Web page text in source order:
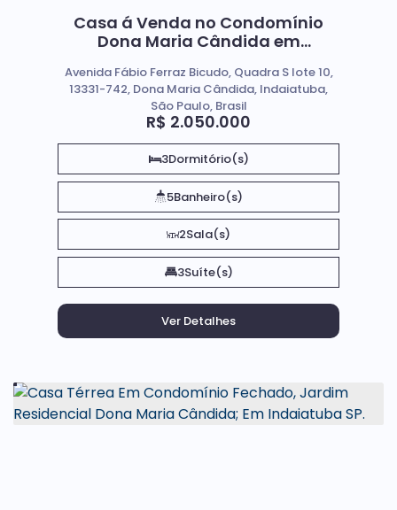
Casa á Venda no Condomínio
Dona Maria Cândida em
R$ 2.050.000
Avenida Fábio Ferraz Bicudo, Quadra S lote 10,
13331-742, Dona Maria Cândida, Indaiatuba,
São Paulo, Brasil
3Dormitório(s)
5Banheiro(s)
2Sala(s)
3Suíte(s)